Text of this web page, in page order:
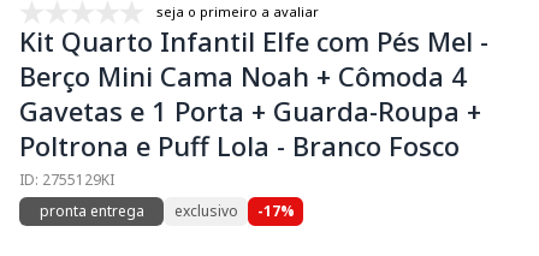
seja o primeiro a avaliar
Kit Quarto Infantil Elfe com Pés Mel -
Berço Mini Cama Noah + Cômoda 4
Gavetas e 1 Porta + Guarda-Roupa +
Poltrona e Puff Lola - Branco Fosco
ID: 2755129KI
pronta entrega
exclusivo -17%